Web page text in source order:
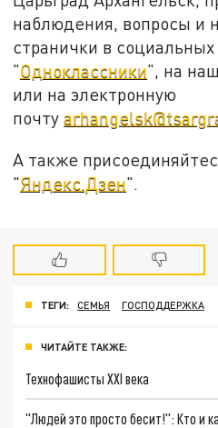
наблюдения, вопросы и
странички в социальных
"Одноклассники", на
или на электронную
почту
А также
"Яндекс.Дзен".
ТЕГИ: СЕМЬЯ ГОСПОДДЕРЖКА
ЧИТАЙТЕ ТАКЖЕ:
Технофашисты XXI века
"Людей это просто бесит!": Кто и